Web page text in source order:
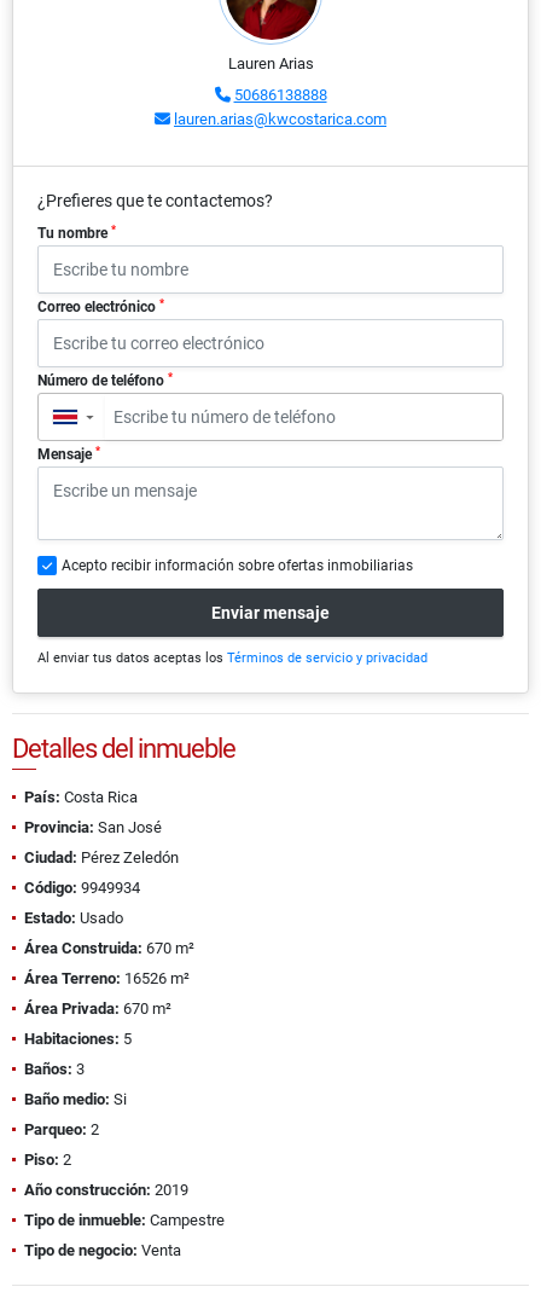
Lauren Arias
50686138888
lauren.arias@kwcostarica.com
¿Prefieres que te contactemos?
Tu nombre *
Correo electrónico *
Número de teléfono *
▼
Mensaje *
Acepto recibir información sobre ofertas inmobiliarias
Enviar mensaje
Al enviar tus datos aceptas los Términos de servicio y privacidad
Detalles del inmueble
País: Costa Rica
Provincia: San José
Ciudad: Pérez Zeledón
Código: 9949934
Estado: Usado
Área Construida: 670 m²
Área Terreno: 16526 m²
Área Privada: 670 m²
Habitaciones: 5
Baños: 3
Baño medio: Si
Parqueo: 2
Piso: 2
Año construcción: 2019
Tipo de inmueble: Campestre
Tipo de negocio: Venta